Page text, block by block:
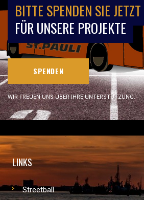
BITTE SPENDEN SIE JETZT
FÜR UNSERE PROJEKTE
SPENDEN
WIR FREUEN UNS ÜBER IHRE UNTERSTÜTZUNG.
LINKS
Streetball